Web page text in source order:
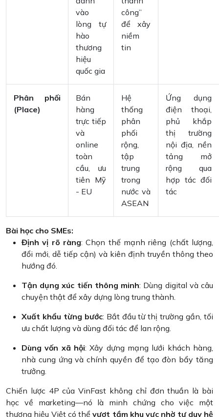
vào
lòng tự
hào
thương
hiệu
quốc gia
công”
để xây
niềm
tin
Phân phối
(Place)
Bán
hàng
trực tiếp
và
online
toàn
cầu, ưu
tiên Mỹ
- EU
Hệ
thống
phân
phối
rộng,
tập
trung
trong
nước và
ASEAN
Ứng dụng
điện thoại,
phủ khắp
thị trường
nội địa, nền
tảng mở
rộng qua
hợp tác đối
tác
Bài học cho SMEs:
Định vị rõ ràng: Chọn thế mạnh riêng (chất lượng,
đổi mới, dễ tiếp cận) và kiên định truyền thông theo
hướng đó.
Tận dụng xúc tiến thông minh: Dùng digital và câu
chuyện thật để xây dựng lòng trung thành.
Xuất khẩu từng bước: Bắt đầu từ thị trường gần, tối
ưu chất lượng và dùng đối tác để lan rộng.
Dùng vốn xã hội: Xây dựng mạng lưới khách hàng,
nhà cung ứng và chính quyền để tạo đòn bẩy tăng
trưởng.
Chiến lược 4P của VinFast không chỉ đơn thuần là bài
học về marketing—nó là minh chứng cho việc một
thương hiệu Việt có thểvượt tầm khu vực nhờ tư duy hệ